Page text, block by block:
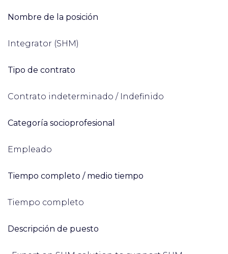
Nombre de la posición
Integrator (SHM)
Tipo de contrato
Contrato indeterminado / Indefinido
Categoría socioprofesional
Empleado
Tiempo completo / medio tiempo
Tiempo completo
Descripción de puesto